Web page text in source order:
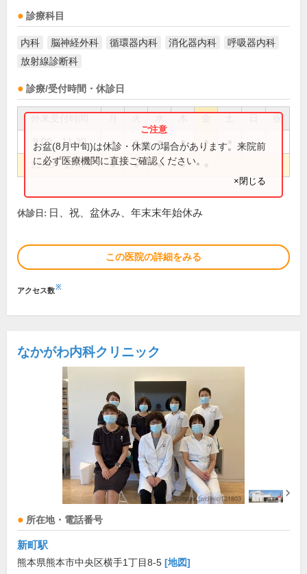
診療科目
内科 脳神経外科 循環器内科 消化器内科
呼吸器内科
放射線診断科
診療/受付時間・休診日
祝
9:00～11:30 ● ● ● ● ●
13:30～17:00 ● ● ● ●
お盆(8月中旬)は休診・休業の場合があります。来院前
に必ず医療機関に直接ご確認ください。
×閉じる
休診日: 日、祝、盆休み、年末末年始休み
この医院の詳細をみる
アクセス数※
なかがわ内科クリニック
所在地・電話番号
新町駅
熊本県熊本市中央区横手1丁目8-5 [地図]